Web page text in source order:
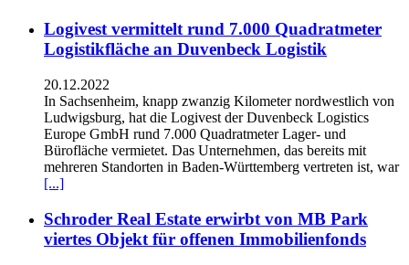
Logivest vermittelt rund 7.000 Quadratmeter
Logistikfläche an Duvenbeck Logistik
20.12.2022
In Sachsenheim, knapp zwanzig Kilometer nordwestlich von
Ludwigsburg, hat die Logivest der Duvenbeck Logistics
Europe GmbH rund 7.000 Quadratmeter Lager- und
Bürofläche vermietet. Das Unternehmen, das bereits mit
mehreren Standorten in Baden-Württemberg vertreten ist, war
[...]
Schroder Real Estate erwirbt von MB Park
viertes Objekt für offenen Immobilienfonds